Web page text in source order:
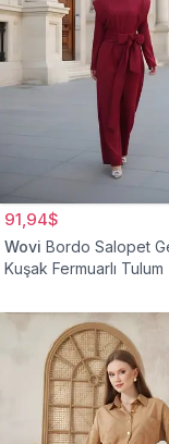
91,94$
Wovi Bordo Salopet
Kuşak Fermuarlı Tulum